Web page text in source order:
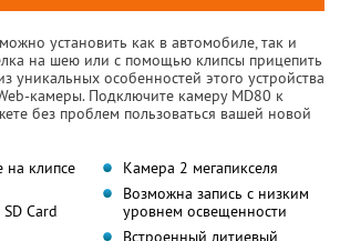
установить как в автомобиле, так и
на шею или с помощью клипсы прицепить
уникальных особенностей этого устройства
камеры. Подключите камеру MD80 к
без проблем пользоваться вашей новой
на клипсе
Card
Камера 2 мегапикселя
Возможна запись с низким
уровнем освещенности
Встроенный литиевый